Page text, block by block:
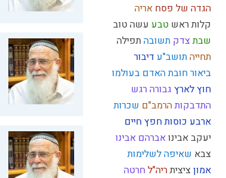
הגדה של פסח אריה
קלות ראש טבע עשה טוב
שבתצדק תשובהתפילה
תחייהתושב"ע דיבור
ביאור חובת האדם בעולמו
חוץ לארץ גבורהרגש
התדבקותהרמב"ם שכרות
ארבע כוסותחפץ חיים
יעקב אבינואברהם אבינו
צבא שאיפה לשלימות
אמוןציציתריה"ל חרטה